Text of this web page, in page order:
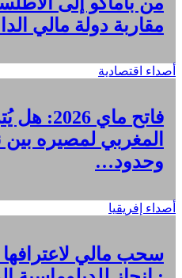
مقاربة دولة مالي
أصداء اقتصادية
فاتح ماي
المغربي لمصيره بين
وحدود…
أصداء إفريقيا
سحب مالي لاعترافها